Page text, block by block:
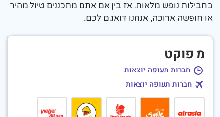
בחבילות נופש מלאות. אז בין אם אתם מתכננים טיול מהיר
או חופשה ארוכה, אנחנו דואגים לכם.
מ פוקט
חברות תעופה יוצאות
חברות תעופה יוצאות